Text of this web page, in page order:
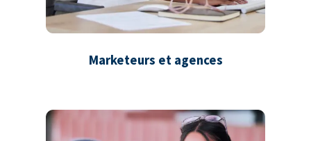
Marketeurs et agences